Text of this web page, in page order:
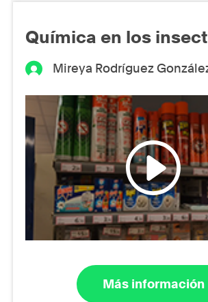
Química en los
Mireya Rodríguez
Más información